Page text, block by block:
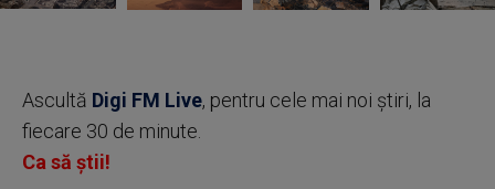
Ascultă Digi FM Live, pentru cele mai noi știri, la
fiecare 30 de minute.
Ca să știi!